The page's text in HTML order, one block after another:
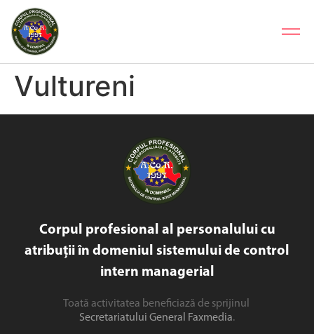
Vultureni
Corpul profesional al personalului cu
atribuții în domeniul sistemului de control
intern managerial
Toată activitatea beneficiază de sprijinul
Secretariatului General Faxmedia.